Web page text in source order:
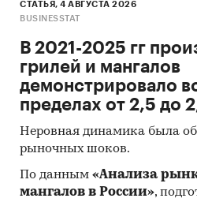
СТАТЬЯ, 4 АВГУСТА 2026
BUSINESSTAT
В 2021-2025 гг
грилей и мангалов
демонстрировало
пределах от 2,5 до
Неровная динамика была
рыночных шоков.
По данным «Анализа
мангалов в России»,